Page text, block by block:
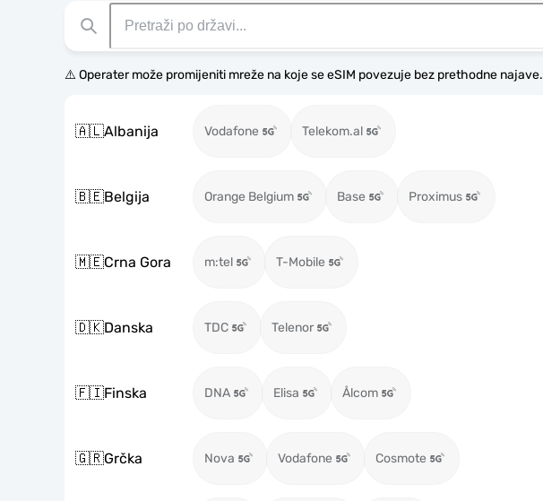
⚠️ Operater može promijeniti mreže na koje se eSIM povezuje bez prethodne najave.
🇦🇱Albanija Vodafone Telekom.al
🇧🇪Belgija Orange Belgium Base Proximus
🇲🇪Crna Gora m:tel T-Mobile
🇩🇰Danska TDC Telenor
🇫🇮Finska DNA Elisa Ålcom
🇬🇷Grčka Nova Vodafone Cosmote